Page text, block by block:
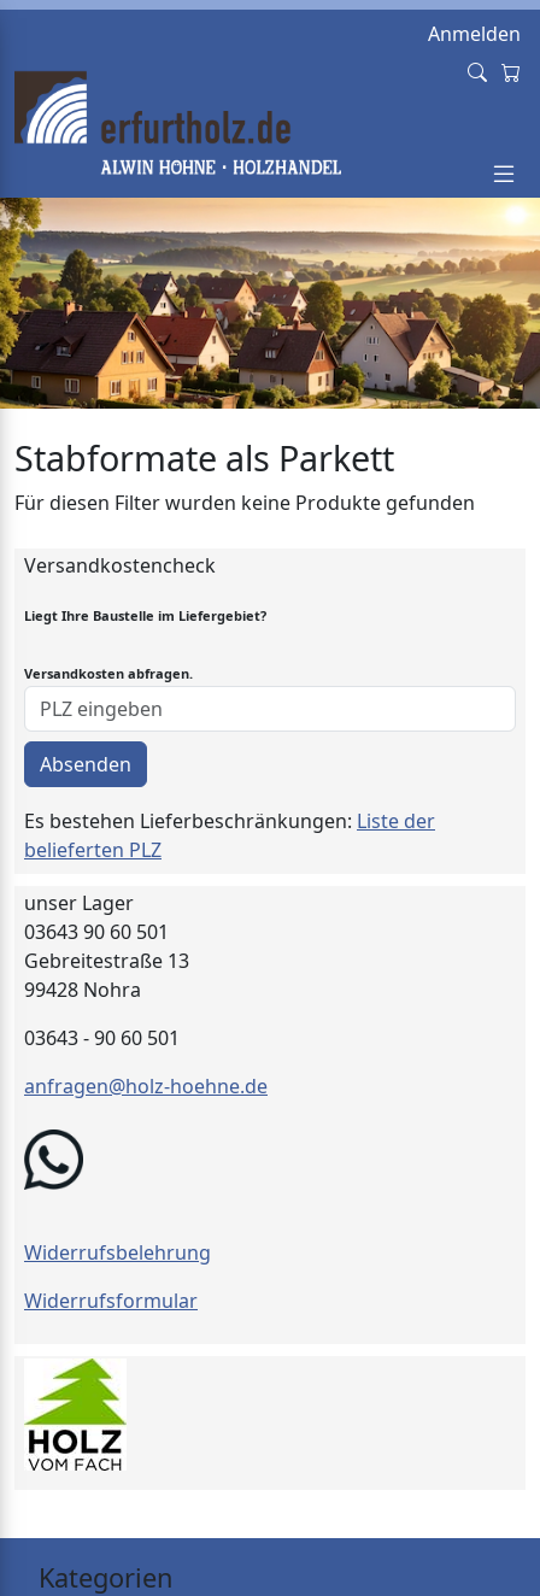
Anmelden
Stabformate als Parkett
Für diesen Filter wurden keine Produkte gefunden
Versandkostencheck
Liegt Ihre Baustelle im Liefergebiet?
Versandkosten abfragen.
Absenden
Es bestehen Lieferbeschränkungen: Liste der
belieferten PLZ
unser Lager
03643 90 60 501
Gebreitestraße 13
99428 Nohra
03643 - 90 60 501
anfragen@holz-hoehne.de
Widerrufsbelehrung
Widerrufsformular
Kategorien